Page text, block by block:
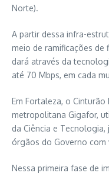
Norte).
A partir dessa infra-
meio de ramificações de
dará através da
até 70 Mbps, em cada
Em Fortaleza, o
metropolitana Gigafor,
da Ciência e
órgãos do Governo com
Nessa primeira fase de